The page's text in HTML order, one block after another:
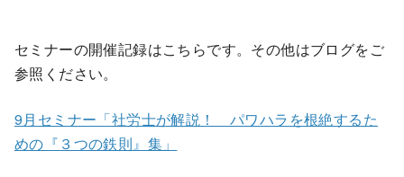
セミナーの開催記録はこちらです。その他はブログをご
参照ください。
9月セミナー「社労士が解説！ パワハラを根絶するた
めの『３つの鉄則』集」